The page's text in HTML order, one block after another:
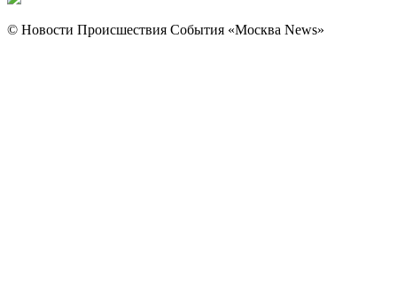
© Новости Происшествия События «Москва News»